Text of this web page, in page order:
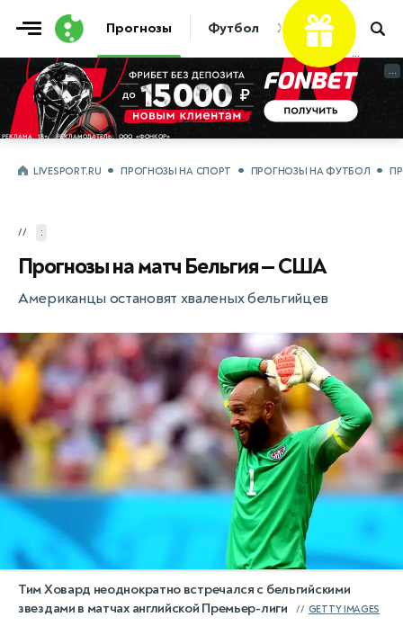
Прогнозы Футбол Хоккей Теннис
...
...
LIVESPORT.RU ПРОГНОЗЫ НА СПОРТ ПРОГНОЗЫ НА ФУТБОЛ
// :
Прогнозы на матч Бельгия — США
Американцы остановят хваленых бельгийцев
Тим Ховард неоднократно встречался с бельгийскими
звездами в матчах английской Премьер-лиги
GETTY IMAGES